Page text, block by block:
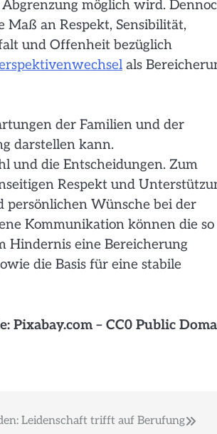
möglich wird.
an Respekt, Sensibilität,
und Offenheit bezüglich
als
der Familien und der
darstellen kann.
und die Entscheidungen. Zum
Respekt und
persönlichen Wünsche bei der
Kommunikation können die so
Hindernis eine Bereicherung
die Basis für eine stabile
Pixabay.com – CC0 Public
Leidenschaft trifft auf Berufung